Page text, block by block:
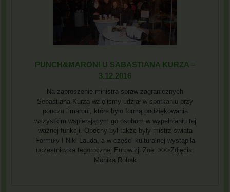
PUNCH&MARONI U SABASTIANA KURZA –
3.12.2016
Na zaproszenie ministra spraw zagranicznych
Sebastiana Kurza wzięliśmy udział w spotkaniu przy
ponczu i maroni, które było formą podziękowania
wszystkim wspierającym go osobom w wypełnianiu tej
ważnej funkcji. Obecny był także były mistrz świata
Formuły I Niki Lauda, a w części kulturalnej wystąpiła
uczestniczka tegorocznej Eurowizji Zoe. >>>Zdjęcia:
Monika Robak